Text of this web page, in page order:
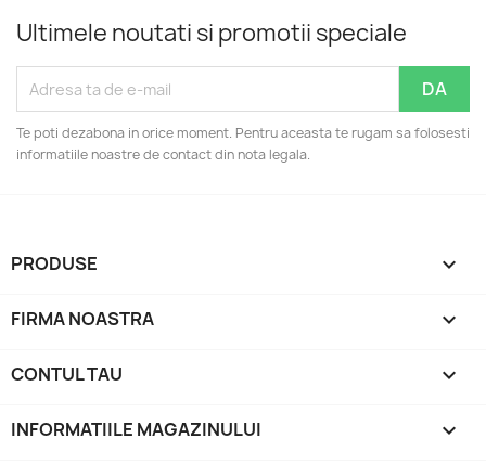
Ultimele noutati si promotii speciale
Te poti dezabona in orice moment. Pentru aceasta te rugam sa folosesti
informatiile noastre de contact din nota legala.
PRODUSE 
FIRMA NOASTRA 
CONTUL TAU 
INFORMATIILE MAGAZINULUI keyboard_arrow_down